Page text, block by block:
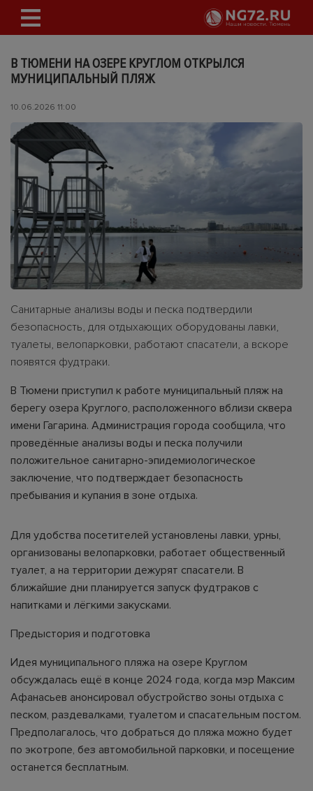
В ТЮМЕНИ НА ОЗЕРЕ КРУГЛОМ ОТКРЫЛСЯ
МУНИЦИПАЛЬНЫЙ ПЛЯЖ
10.06.2026 11:00
Санитарные анализы воды и песка подтвердили
безопасность, для отдыхающих оборудованы лавки,
туалеты, велопарковки, работают спасатели, а вскоре
появятся фудтраки.
В Тюмени приступил к работе муниципальный пляж на
берегу озера Круглого, расположенного вблизи сквера
имени Гагарина. Администрация города сообщила, что
проведённые анализы воды и песка получили
положительное санитарно-эпидемиологическое
заключение, что подтверждает безопасность
пребывания и купания в зоне отдыха.
Для удобства посетителей установлены лавки, урны,
организованы велопарковки, работает общественный
туалет, а на территории дежурят спасатели. В
ближайшие дни планируется запуск фудтраков с
напитками и лёгкими закусками.
Предыстория и подготовка
Идея муниципального пляжа на озере Круглом
обсуждалась ещё в конце 2024 года, когда мэр Максим
Афанасьев анонсировал обустройство зоны отдыха с
песком, раздевалками, туалетом и спасательным постом.
Предполагалось, что добраться до пляжа можно будет
по экотропе, без автомобильной парковки, и посещение
останется бесплатным.